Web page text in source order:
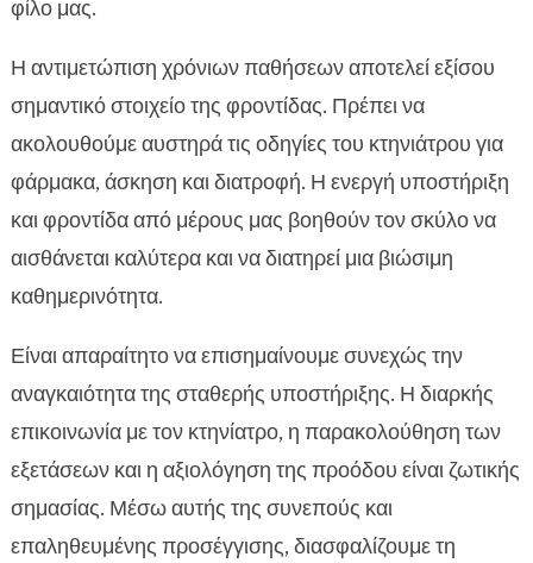
φίλο μας.
Η αντιμετώπιση χρόνιων παθήσεων αποτελεί εξίσου
σημαντικό στοιχείο της φροντίδας. Πρέπει να
ακολουθούμε αυστηρά τις οδηγίες του κτηνιάτρου για
φάρμακα, άσκηση και διατροφή. Η ενεργή υποστήριξη
και φροντίδα από μέρους μας βοηθούν τον σκύλο να
αισθάνεται καλύτερα και να διατηρεί μια βιώσιμη
καθημερινότητα.
Είναι απαραίτητο να επισημαίνουμε συνεχώς την
αναγκαιότητα της σταθερής υποστήριξης. Η διαρκής
επικοινωνία με τον κτηνίατρο, η παρακολούθηση των
εξετάσεων και η αξιολόγηση της προόδου είναι ζωτικής
σημασίας. Μέσω αυτής της συνεπούς και
επαληθευμένης προσέγγισης, διασφαλίζουμε τη